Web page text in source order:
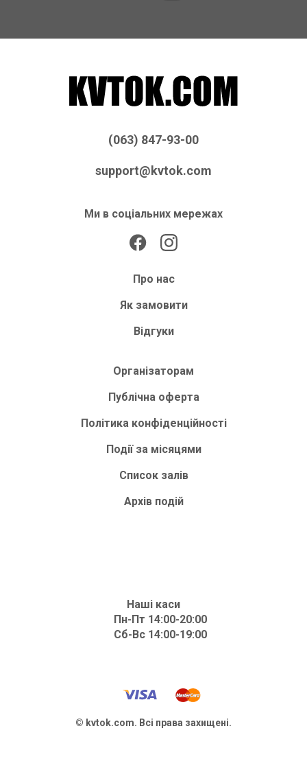
(063) 847-93-00
support@kvtok.com
Ми в соціальних мережах
Про нас
Як замовити
Відгуки
Організаторам
Публічна оферта
Політика конфіденційності
Події за місяцями
Список залів
Архів подій
Наші каси
Пн-Пт 14:00-20:00
Сб-Вс 14:00-19:00
© kvtok.com. Всі права захищені.